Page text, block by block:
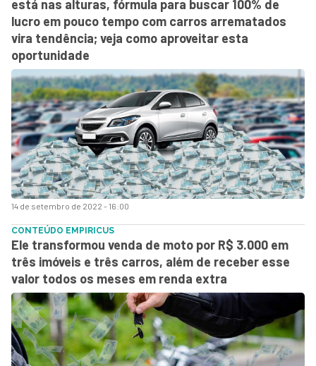
14 de setembro de 2022 - 16:00
está nas alturas, fórmula para buscar 100% de
lucro em pouco tempo com carros arrematados
vira tendência; veja como aproveitar esta
oportunidade
CONTEÚDO EMPIRICUS
Ele transformou venda de moto por R$ 3.000 em
três imóveis e três carros, além de receber esse
valor todos os meses em renda extra